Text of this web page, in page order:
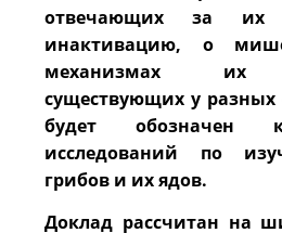
отвечающих за их
инактивацию, о
механизмах их
существующих у
будет обозначен
исследований по
грибов и их ядов.
Доклад рассчитан на